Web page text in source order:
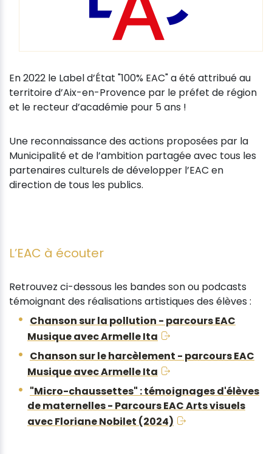
En 2022 le Label d’État "100% EAC" a été attribué au
territoire d’Aix-en-Provence par le préfet de région
et le recteur d’académie pour 5 ans !
Une reconnaissance des actions proposées par la
Municipalité et de l’ambition partagée avec tous les
partenaires culturels de développer l’EAC en
direction de tous les publics.
L’EAC à écouter
Retrouvez ci-dessous les bandes son ou podcasts
témoignant des réalisations artistiques des élèves :
Chanson sur la pollution - parcours EAC
Musique avec Armelle Ita
Chanson sur le harcèlement - parcours EAC
Musique avec Armelle Ita
"Micro-chaussettes" : témoignages d'élèves
de maternelles - Parcours EAC Arts visuels
avec Floriane Nobilet (2024)